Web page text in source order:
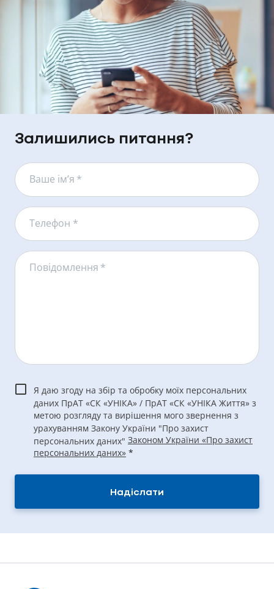
Залишились питання?
Ваше ім’я *
Телефон *
Повідомлення *
Я даю згоду на збір та обробку моїх персональних
даних ПрАТ «СК «УНІКА» / ПрАТ «СК «УНІКА Життя» з
метою розгляду та вирішення мого звернення з
урахуванням Закону України "Про захист
персональних даних" Законом України «Про захист
персональних даних» *
Надіслати